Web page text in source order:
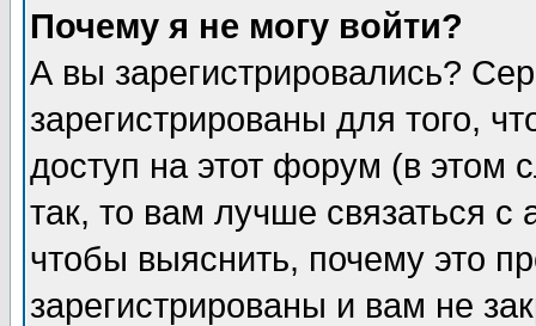
Почему я не могу войти?
А вы зарегистрировались?
зарегистрированы для того,
доступ на этот форум (в этом
так, то вам лучше связаться
чтобы выяснить, почему это
зарегистрированы и вам не